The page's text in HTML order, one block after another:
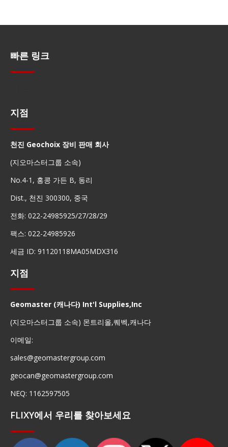
빠른 링크
지점
천진 Geochoix 장비 판매 회사
(지오마스터그룹 소속)
No.4-1, 홍콩 가든 B, 동리
Dist., 천진 300300, 중국
전화: 022-24985925/27/28/29
팩스: 022-24985926
세금 ID: 91120118MA05MDX316
지점
Geomaster (캐나다) Int'l Supplies,Inc
(지오마스터그룹 소속) 몬트리올,퀘벡,캐나다
이메일:
sales@geomastergroup.com
geocan@geomastergroup.com
NEQ: 1162597505
FLIXY에서 우리를 찾아보세요